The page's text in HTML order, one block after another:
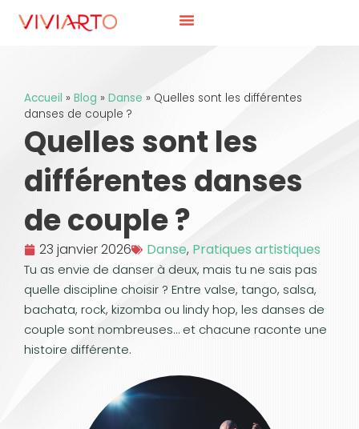
Accueil » Blog » Danse » Quelles sont les différentes
danses de couple ?
Quelles sont les
différentes danses
de couple ?
23 janvier 2026 Danse, Pratiques artistiques
Tu as envie de danser à deux, mais tu ne sais pas
quelle discipline choisir ? Entre valse, tango, salsa,
bachata, rock, kizomba ou lindy hop, les danses de
couple sont nombreuses… et chacune raconte une
histoire différente.